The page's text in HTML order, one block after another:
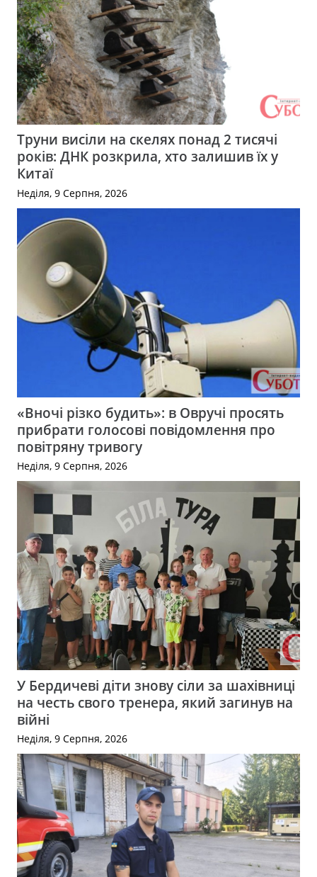
Труни висіли на скелях понад 2 тисячі
років: ДНК розкрила, хто залишив їх у
Китаї
Неділя, 9 Серпня, 2026
«Вночі різко будить»: в Овручі просять
прибрати голосові повідомлення про
повітряну тривогу
Неділя, 9 Серпня, 2026
У Бердичеві діти знову сіли за шахівниці
на честь свого тренера, який загинув на
війні
Неділя, 9 Серпня, 2026